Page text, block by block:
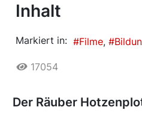
Inhalt
Markiert in: Filme
17054
Der Räuber